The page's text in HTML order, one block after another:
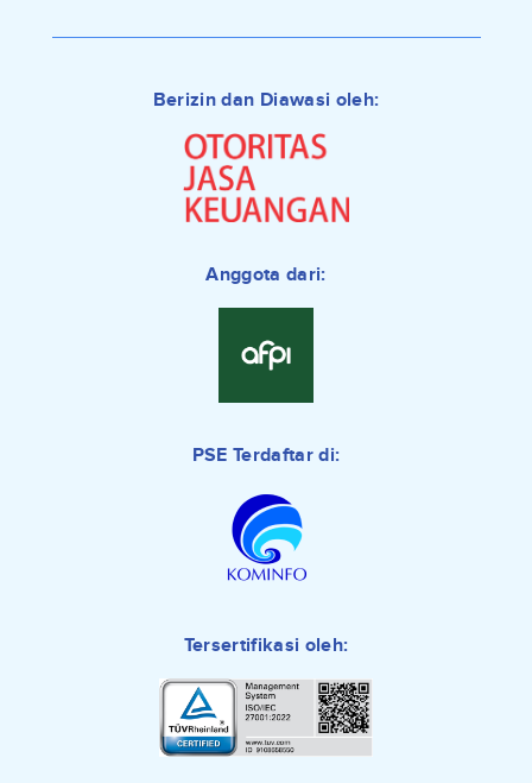
Berizin dan Diawasi oleh:
Anggota dari:
PSE Terdaftar di:
Tersertifikasi oleh: